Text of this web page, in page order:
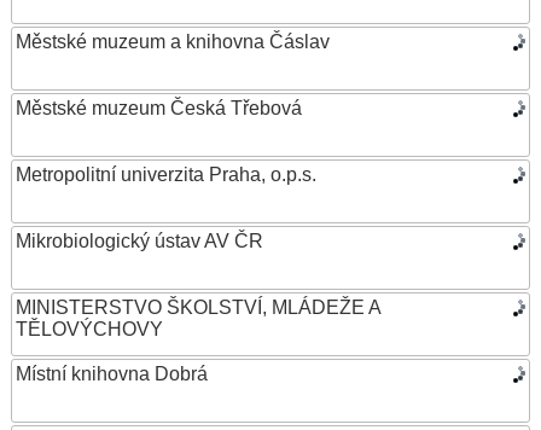
Městské muzeum a knihovna Čáslav
Městské muzeum Česká Třebová
Metropolitní univerzita Praha, o.p.s.
Mikrobiologický ústav AV ČR
MINISTERSTVO ŠKOLSTVÍ, MLÁDEŽE A
TĚLOVÝCHOVY
Místní knihovna Dobrá